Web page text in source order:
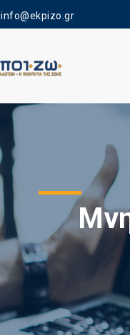
info@ekpizo.gr